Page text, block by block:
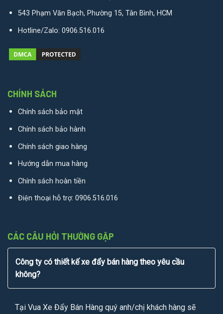
543 Phạm Văn Bạch, Phường 15, Tân Bình, HCM
Hotline/Zalo: 0906.516.016
CHÍNH SÁCH
Chính sách bảo mật
Chính sách bảo hành
Chính sách giao hàng
Hướng dẫn mua hàng
Chính sách hoàn tiền
Điện thoại hỗ trợ: 0906.516.016
CÁC CÂU HỎI THƯỜNG GẶP
Công ty có thiết kế xe đẩy bán hàng theo yêu cầu
không?
Tại Vua Xe Đẩy Bán Hàng quý anh/chị khách hàng sẽ